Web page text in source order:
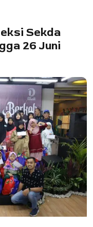
Sekda
26 Juni